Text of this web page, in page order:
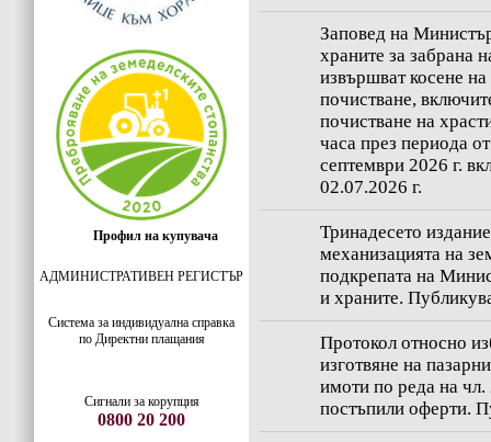
Профил на купувача
АДМИНИСТРАТИВЕН РЕГИСТЪР
Система за индивидуaлна справка
по Директни плащания
Сигнали за корупция
0800 20 200
Заповед на
храните за забрана
извършват косене
почистване,
почистване на
часа през периода
септември 2026 г.
02.07.2026 г.
Тринадесето
механизацията на
подкрепата на
и храните.
Протокол относно
изготвяне на
имоти по реда на
постъпили оферти.